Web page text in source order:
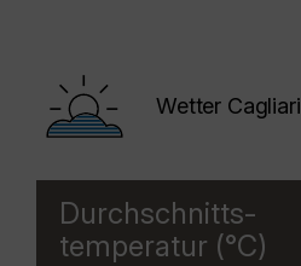
Wetter Cagliari
Durchschnitts-
temperatur (°C)